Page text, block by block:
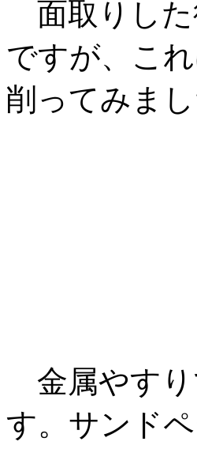
面取りした
ですが、こ
削ってみまし
金属やすり
す。サンド